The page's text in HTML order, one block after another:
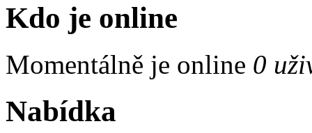
Kdo je online
Momentálně je online 0
Nabídka